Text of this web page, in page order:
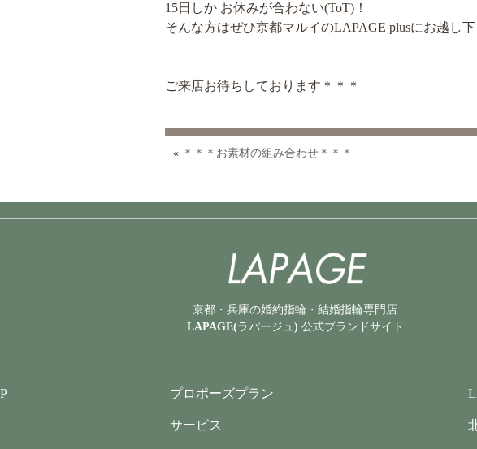
15日しか お休みが合わない(ToT)！
そんな方はぜひ京都マルイのLAPAGE plusにお越し下
ご来店お待ちしております＊＊＊
« ＊＊＊お素材の組み合わせ＊＊＊
京都・兵庫の婚約指輪・結婚指輪専門店
LAPAGE(ラパージュ) 公式ブランドサイト
プロポーズプラン
サービス